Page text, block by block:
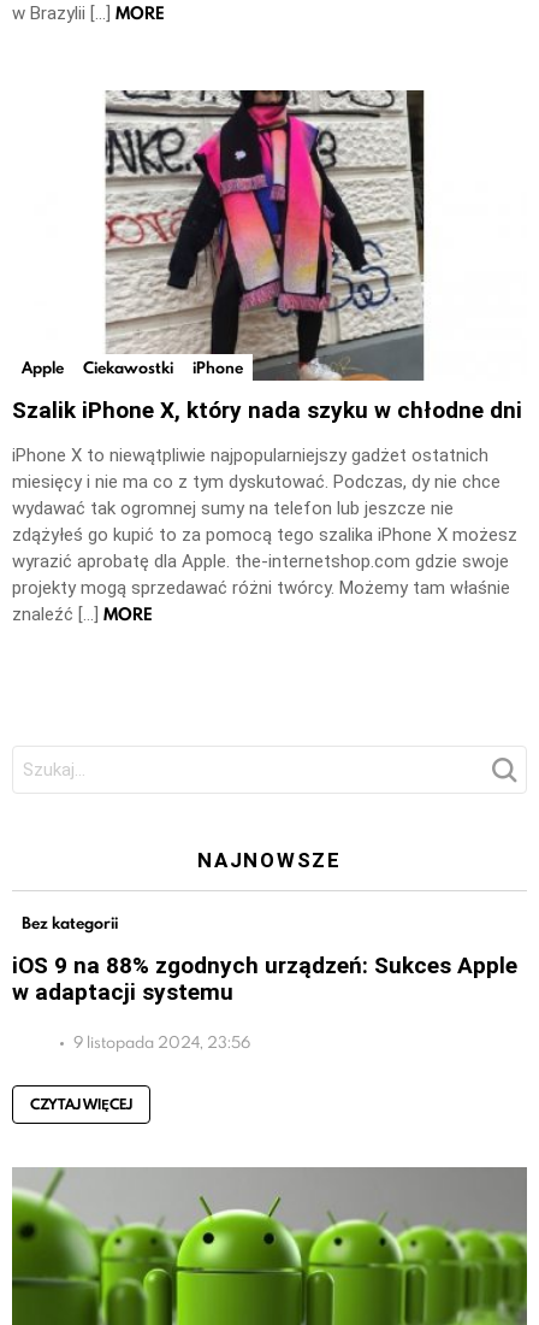
w Brazylii […] MORE
Apple Ciekawostki iPhone
Szalik iPhone X, który nada szyku w chłodne dni
iPhone X to niewątpliwie najpopularniejszy gadżet ostatnich
miesięcy i nie ma co z tym dyskutować. Podczas, dy nie chce
wydawać tak ogromnej sumy na telefon lub jeszcze nie
zdążyłeś go kupić to za pomocą tego szalika iPhone X możesz
wyrazić aprobatę dla Apple. the-internetshop.com gdzie swoje
projekty mogą sprzedawać różni twórcy. Możemy tam właśnie
znaleźć […] MORE
Szukaj:
NAJNOWSZE
Bez kategorii
iOS 9 na 88% zgodnych urządzeń: Sukces Apple
w adaptacji systemu
9 listopada 2024, 23:56
CZYTAJ WIĘCEJ